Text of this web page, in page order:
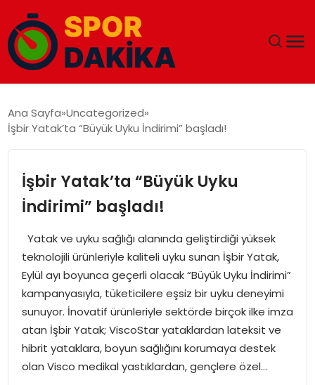
DÜNYA
EĞITIM
EKONOMI
MAGAZIN
SAĞLIK
SIYASET
Ana Sayfa Uncategorized
İşbir Yatak’ta “Büyük Uyku İndirimi” başladı!
İşbir Yatak’ta “Büyük Uyku
İndirimi” başladı!
Yatak ve uyku sağlığı alanında geliştirdiği yüksek
teknolojili ürünleriyle kaliteli uyku sunan İşbir Yatak,
Eylül ayı boyunca geçerli olacak “Büyük Uyku İndirimi”
kampanyasıyla, tüketicilere eşsiz bir uyku deneyimi
sunuyor. İnovatif ürünleriyle sektörde birçok ilke imza
atan İşbir Yatak; ViscoStar yataklardan lateksit ve
hibrit yataklara, boyun sağlığını korumaya destek
olan Visco medikal yastıklardan, gençlere özel…